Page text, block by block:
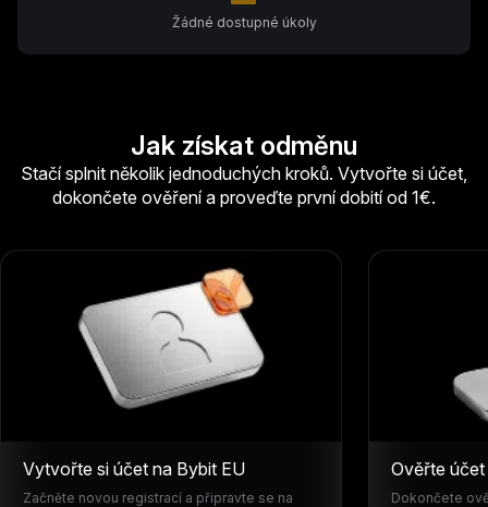
Žádné dostupné úkoly
Jak získat odměnu
Stačí splnit několik jednoduchých kroků. Vytvořte si účet,
dokončete ověření a proveďte první dobití od 1€.
Vytvořte si účet na Bybit EU
Začněte novou registrací a připravte se na
Ověřte účet
Dokončete